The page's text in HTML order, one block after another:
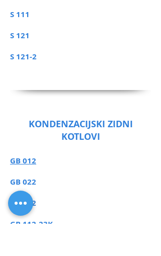
S 111
S 121
S 121-2
KONDENZACIJSKI ZIDNI
KOTLOVI
GB 012
GB 022
GB 072
GB 112-23K